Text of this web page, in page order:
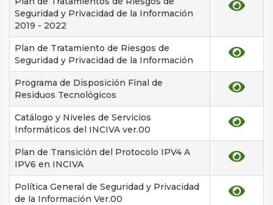
Seguridad y Privacidad de la Información
2019 - 2022
Plan de Tratamiento de Riesgos de
Seguridad y Privacidad de la Información
Programa de Disposición Final de
Residuos Tecnológicos
Catálogo y Niveles de Servicios
Informáticos del INCIVA ver.00
Plan de Transición del Protocolo IPV4 A
IPV6 en INCIVA
Política General de Seguridad y Privacidad
de la Información Ver.00